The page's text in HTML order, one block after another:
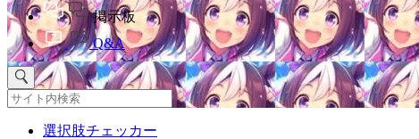
掲示板
Q&A
選択肢チェッカー